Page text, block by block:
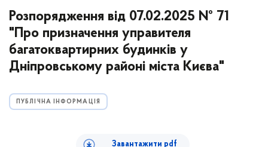
Розпорядження від 07.02.2025 № 71
"Про призначення управителя
багатоквартирних будинків у
Дніпровському районі міста Києва"
ПУБЛІЧНА ІНФОРМАЦІЯ
Завантажити pdf